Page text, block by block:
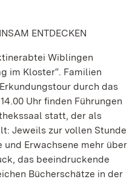
ENTDECKEN
Wiblingen
im Kloster“. Familien
durch das
Uhr finden Führungen
statt, der als
Jeweils zur vollen Stunde
Erwachsene mehr über
das beeindruckende
Bücherschätze in der